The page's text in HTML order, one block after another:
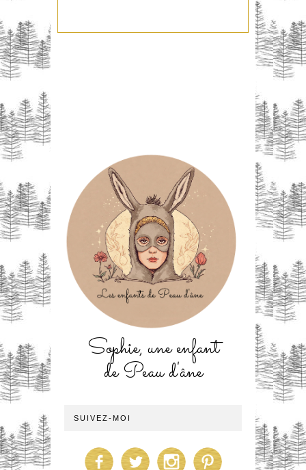
Sophie, une enfant
de Peau d'âne
SUIVEZ-MOI